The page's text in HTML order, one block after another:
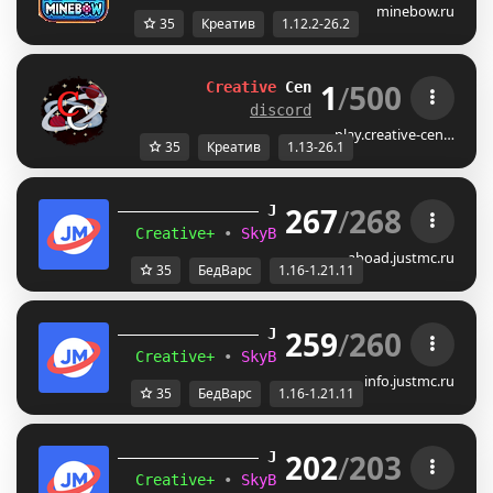
minebow.ru
35 Креатив 1.12.2-26.2
Creative Central | [1.13-26.1]
discord.gg/eu2yRxu8Ps
1/500
play.creative-cen…
35 Креатив 1.13-26.1
JUST MC (1.16 – 1.21.11)
Creative+
• SkyBlockTech • LuckyWars
267/268
aboad.justmc.ru
35 БедВарс 1.16-1.21.11
JUST MC (1.16 – 1.21.11)
Creative+
• SkyBlockTech • LuckyWars
259/260
info.justmc.ru
35 БедВарс 1.16-1.21.11
JUST MC (1.16 – 1.21.11)
Creative+
• SkyBlockTech • LuckyWars
202/203